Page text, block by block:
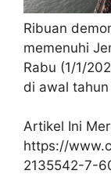
Ribuan
memenuhi
Rabu (1/1/
di awal
Artikel Ini
https://
2135542-7-